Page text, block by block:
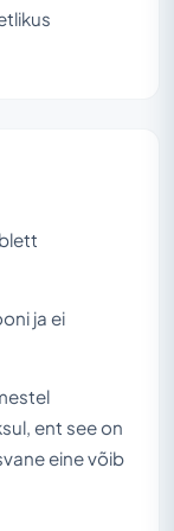
ja ei
ent see on
eine võib